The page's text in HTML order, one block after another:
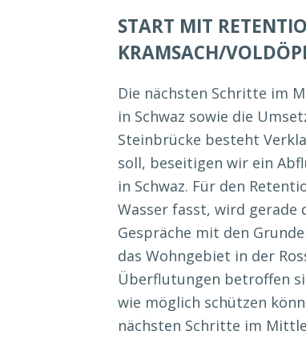
START MIT
KRAMSACH/
Die nächsten Schritte im
in Schwaz sowie die
Steinbrücke besteht
soll, beseitigen wir ein
in Schwaz. Für den
Wasser fasst, wird
Gespräche mit den
das Wohngebiet in der
Überflutungen betroffen
wie möglich schützen
nächsten Schritte im